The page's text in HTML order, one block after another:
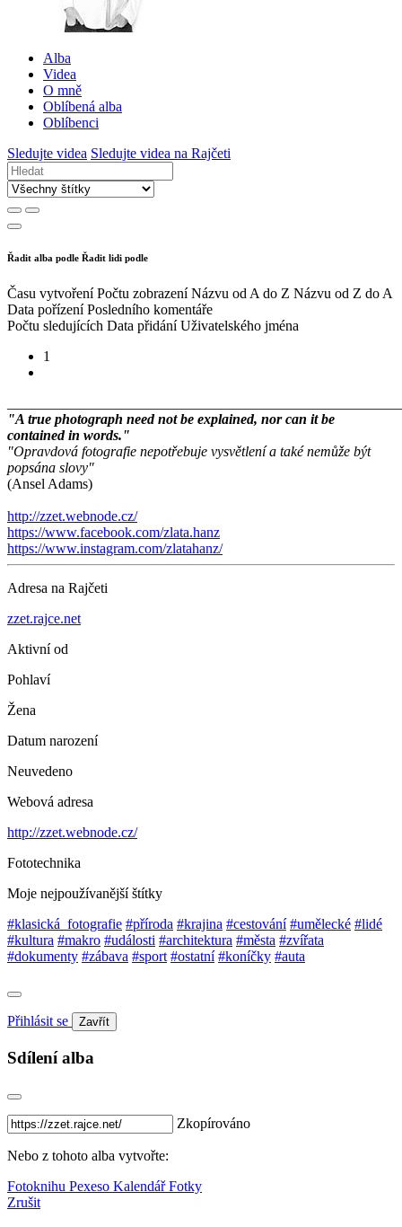
Alba
Videa
O mně
Oblíbená alba
Oblíbenci
Sledujte videa Sledujte videa na Rajčeti
Řadit alba podle Řadit lidi podle
Času vytvoření Počtu zobrazení Názvu od A do Z Názvu od Z do A
Data pořízení Posledního komentáře
Počtu sledujících Data přidání Uživatelského jména
1
"A true photograph need not be explained, nor can it be
contained in words."
"Opravdová fotografie nepotřebuje vysvětlení a také nemůže být
popsána slovy"
(Ansel Adams)
http://zzet.webnode.cz/
https://www.facebook.com/zlata.hanz
https://www.instagram.com/zlatahanz/
Adresa na Rajčeti
zzet.rajce.net
Aktivní od
Pohlaví
Žena
Datum narození
Neuvedeno
Webová adresa
http://zzet.webnode.cz/
Fototechnika
Moje nejpoužívanější štítky
#klasická_fotografie #příroda #krajina #cestování #umělecké #lidé
#kultura #makro #události #architektura #města #zvířata
#dokumenty #zábava #sport #ostatní #koníčky #auta
Přihlásit se Zavřít
Sdílení alba
Zkopírováno
Nebo z tohoto alba vytvořte:
Fotoknihu Pexeso KalendářFotky
Zrušit